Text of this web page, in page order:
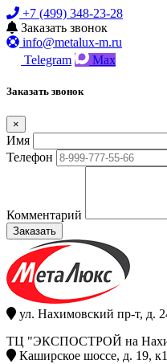
+7 (499) 348-23-28
Заказать звонок
info@metalux-m.ru
Telegram
Max
Заказать звонок
×
Имя
Телефон
Комментарий
Заказать
ул. Нахимовский пр-т, д.
ТЦ "ЭКСПОСТРОЙ на
Каширское шоссе, д. 19, к1